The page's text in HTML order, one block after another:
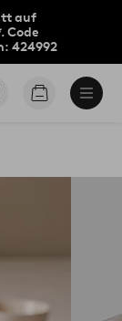
auf
Code
424992
Zum